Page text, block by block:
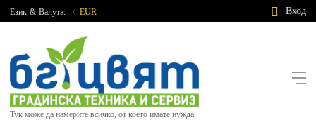
Език & Валута: / EUR Вход
Тук може да намерите всичко, от което имате нужда.